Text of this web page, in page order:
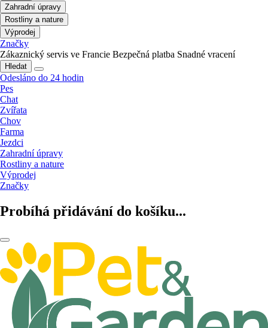
Zahradní úpravy
Rostliny a nature
Výprodej
Značky
Zákaznický servis ve Francie Bezpečná platba Snadné vracení
Hledat
Odesláno do 24 hodin
Pes
Chat
Zvířata
Chov
Farma
Jezdci
Zahradní úpravy
Rostliny a nature
Výprodej
Značky
Probíhá přidávání do košíku...